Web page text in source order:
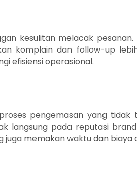
kesulitan melacak pesanan.
komplain dan follow-up
efisiensi operasional.
pengemasan yang tidak
langsung pada reputasi
memakan waktu dan biaya